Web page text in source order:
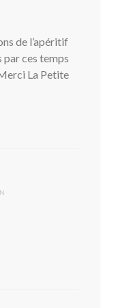
de l’apéritif
ces temps
La Petite